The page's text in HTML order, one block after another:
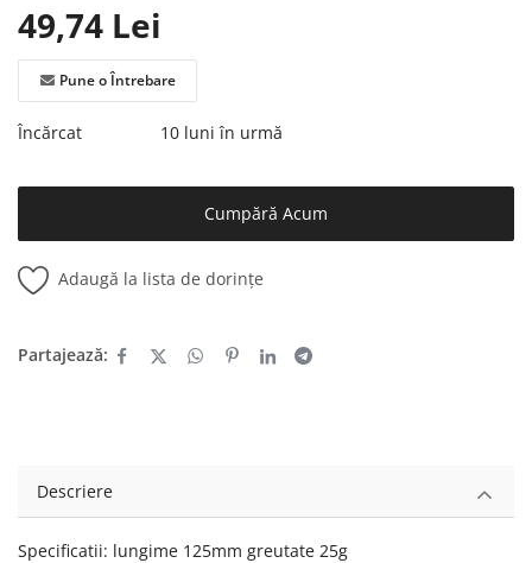
49,74 Lei
Pune o Întrebare
Încărcat 10 luni în urmă
Cumpără Acum
Adaugă la lista de dorințe
Partajează:
Descriere
Specificatii: lungime 125mm greutate 25g